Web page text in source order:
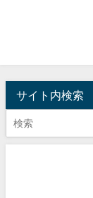
サイト内検索